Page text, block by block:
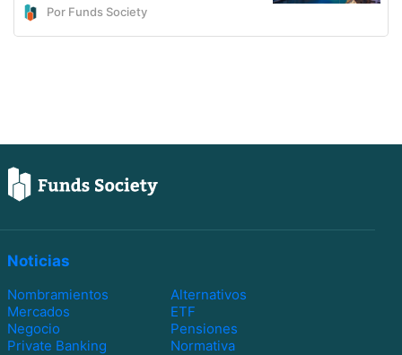
Por Funds Society
Noticias
Nombramientos
Alternativos
Mercados
ETF
Negocio
Pensiones
Private Banking
Normativa